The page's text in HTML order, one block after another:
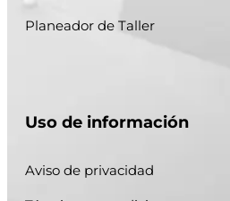
Planeador de Taller
Uso de información
Aviso de privacidad